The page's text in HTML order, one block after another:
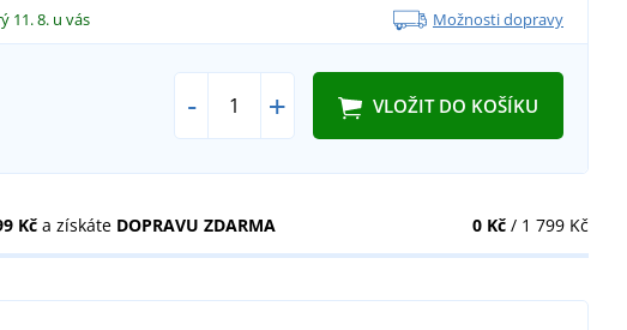
11. 8. u vás Možnosti dopravy
- + VLOŽIT DO KOŠÍKU
0 Kč/ 1 799 Kč
Kč a získáte DOPRAVU ZDARMA